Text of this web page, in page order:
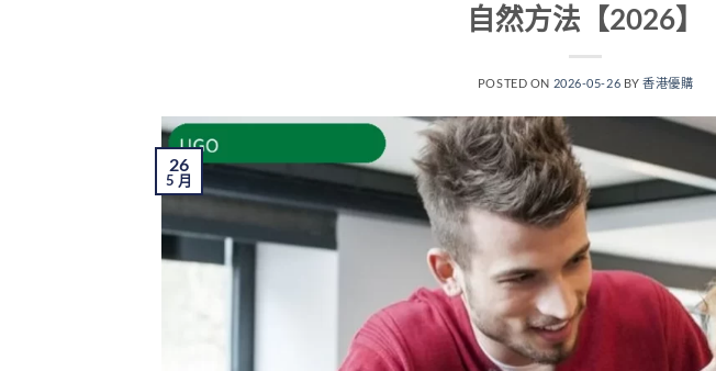
自然方法【2026】
POSTED ON 2026-05-26 BY香港優購
26
5 月